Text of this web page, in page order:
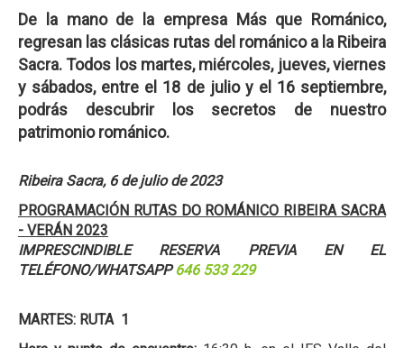
De la mano de la empresa Más que Románico,
regresan las clásicas rutas del románico a la Ribeira
Sacra. Todos los martes, miércoles, jueves, viernes
y sábados, entre el 18 de julio y el 16 septiembre,
podrás descubrir los secretos de nuestro
patrimonio románico.
Ribeira Sacra, 6 de julio de 2023
PROGRAMACIÓN RUTAS DO ROMÁNICO RIBEIRA SACRA
- VERÁN 2023
IMPRESCINDIBLE RESERVA PREVIA EN EL
TELÉFONO/WHATSAPP646 533 229
MARTES: RUTA 1